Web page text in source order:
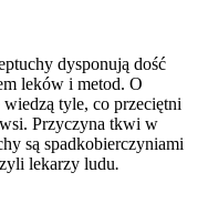
dysponują dość
leków i metod. O
tyle, co przeciętni
Przyczyna tkwi w
są spadkobierczyniami
lekarzy ludu.